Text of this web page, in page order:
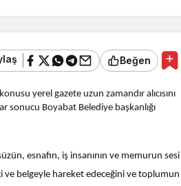
Beğen
yerel gazete uzun zamandır alıcısını
sonucu Boyabat Belediye başkanlığı
esnafın, iş insanının ve memurun sesi
ve belgeyle hareket edeceğini ve toplumun